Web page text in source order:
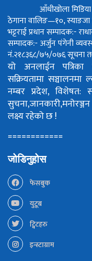
आँधीखोला
ठेगाना वालिङ—१०, स्याङजा
भट्टराईप्रधान सम्पादक:-
सम्पादक:- अर्जुन पंगेनी
नं.२१८३६८/७५/०७६सूचना
यो अनलाईन पत्रिका
सक्रियतामा सञ्चालनमा
नम्बर प्रदेश, विशेषत:
लक्ष्य रहेको छ !
============
जोडिनुहोस
फेसबुक
युटूब
ट्विटहरु
इन्स्टाग्राम